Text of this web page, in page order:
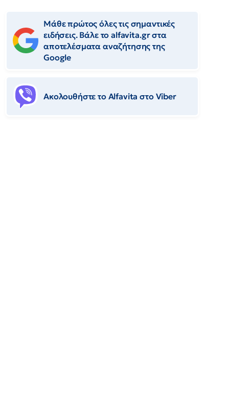
Μάθε πρώτος όλες τις σημαντικές
ειδήσεις. Βάλε το alfavita.gr στα
αποτελέσματα αναζήτησης της
Google
Ακολουθήστε το Αlfavita στο Viber